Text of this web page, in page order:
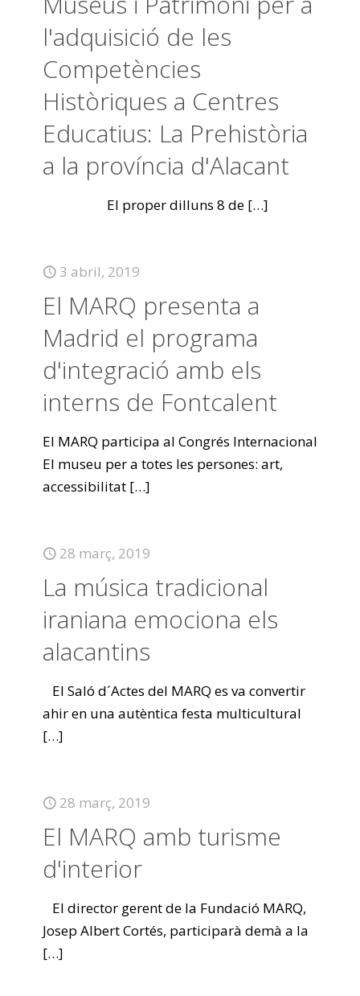
l'adquisició de les
Competències
Històriques a Centres
Educatius: La Prehistòria
a la província d'Alacant
El proper dilluns 8 de […]
3 abril, 2019
El MARQ presenta a
Madrid el programa
d'integració amb els
interns de Fontcalent
El MARQ participa al Congrés Internacional
El museu per a totes les persones: art,
accessibilitat […]
28 març, 2019
La música tradicional
iraniana emociona els
alacantins
El Saló d´Actes del MARQ es va convertir
ahir en una autèntica festa multicultural
[…]
28 març, 2019
El MARQ amb turisme
d'interior
El director gerent de la Fundació MARQ,
Josep Albert Cortés, participarà demà a la
[…]